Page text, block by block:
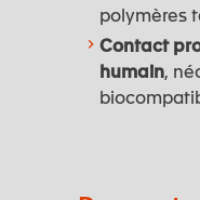
polymères
Contact
humain,